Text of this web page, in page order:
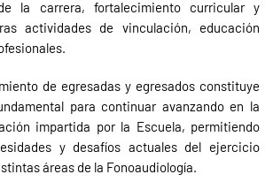
la carrera, fortalecimiento curricular y
actividades de vinculación, educación
de egresadas y egresados constituye
para continuar avanzando en la
impartida por la Escuela, permitiendo
y desafíos actuales del ejercicio
áreas de la Fonoaudiología.